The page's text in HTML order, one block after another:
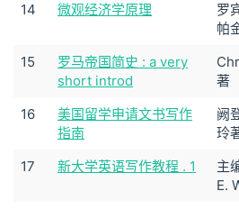
14 微观经济学原理
罗
帕
15
罗马帝国简史 : a very
short introd
著
16
美国留学申请文书写作
指南
阙
玲
17 新大学英语写作教程 . 1
主
E.